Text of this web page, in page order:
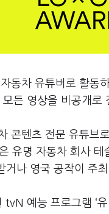
동차 유튜버로 활동
든 영상을 비공개로
콘텐츠 전문 유튜브
유명 자동차 회사 테
거나 영국 공작이 주
tvN 예능 프로그램 ‘